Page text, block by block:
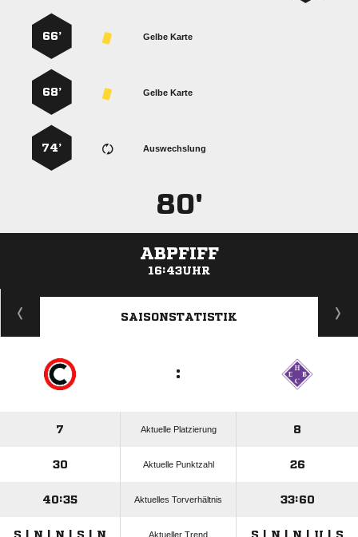
Gelbe Karte
66’
Gelbe Karte
68’
Auswechslung
74’
80'
ABPFIFF
16:43UHR
ANZEIGE
SAISONSTATISTIK
:
7 Aktuelle Platzierung 8
30 Aktuelle Punktzahl 26
40:35 Aktuelles Torverhältnis 33:60
S | N | N | S | N Aktueller Trend S | N | N | U | S